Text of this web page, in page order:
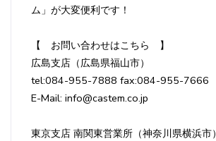
ム」が大変便利です！
【 お問い合わせはこちら 】
広島支店（広島県福山市）
tel:084-955-7888 fax:084-955-7666
E-Mail: info@castem.co.jp
東京支店 南関東営業所（神奈川県横浜市）